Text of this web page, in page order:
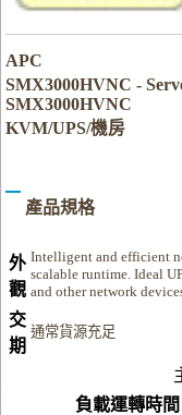
APC
SMX3000HVNC -
SMX3000HVNC
KVM/UPS/機房
產品規格
外
觀
Intelligent and efficient
scalable runtime. Ideal
and other network
交
期
通常貨源充足
負載運轉時間